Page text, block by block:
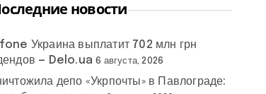
новости
Украина выплатит 702 млн грн
— Delo.ua 6 августа, 2026
депо «Укрпочты» в Павлограде: